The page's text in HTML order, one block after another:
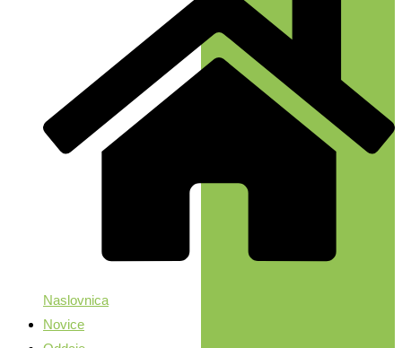
Naslovnica
Novice